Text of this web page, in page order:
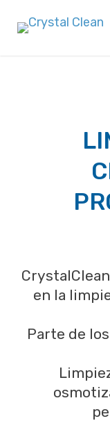
en la
Parte de